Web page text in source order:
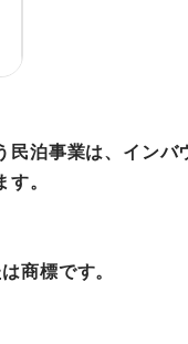
泊事業は、インバ
。
商標です。